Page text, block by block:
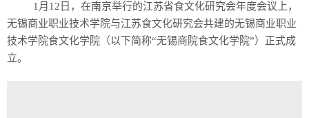
1月12日，在南京举行的江苏省食文化研究会年度会议上，
无锡商业职业技术学院与江苏食文化研究会共建的无锡商业职业
技术学院食文化学院（以下简称“无锡商院食文化学院”）正式成
立。